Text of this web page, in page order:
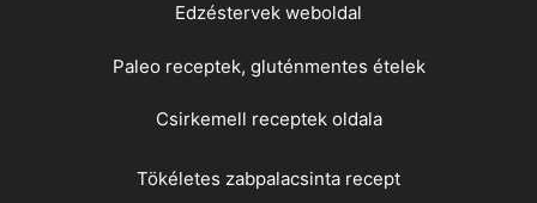
Edzéstervek weboldal
Paleo receptek, gluténmentes ételek
Csirkemell receptek oldala
Tökéletes zabpalacsinta recept